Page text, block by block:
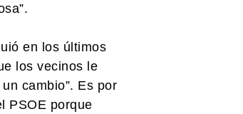
en los últimos
los vecinos le
cambio”. Es por
PSOE porque